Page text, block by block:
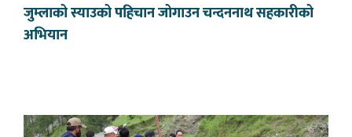
जुम्लाको स्याउको पहिचान जोगाउन चन्दननाथ सहकारीको
अभियान